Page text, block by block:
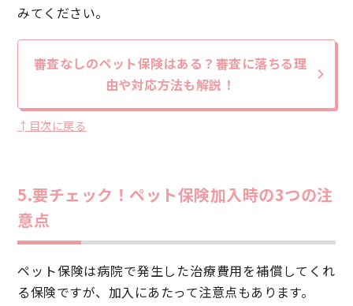
みてください。
審査なしのペット保険はある？審査に落ちる理
由や対応方法も解説！
↑目次に戻る
5.要チェック！ペット保険加入時の3つの注
意点
ペット保険は病院で発生した治療費用を補償してくれ
る保険ですが、加入にあたって注意点もあります。